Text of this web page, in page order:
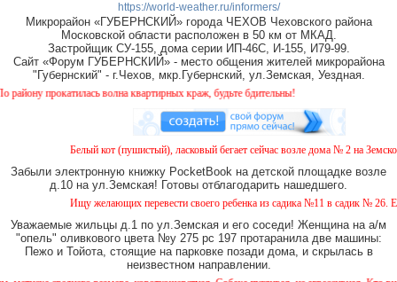
https://world-weather.ru/informers/
Микрорайон «ГУБЕРНСКИЙ» города ЧЕХОВ Чеховского района
Московской области расположен в 50 км от МКАД.
Застройщик СУ-155, дома серии ИП-46С, И-155, И79-99.
Сайт «Форум ГУБЕРНСКИЙ» - место общения жителей микрорайона
"Губернский" - г.Чехов, мкр.Губернский, ул.Земская, Уездная.
волна квартирных краж, будьте бдительны!
Белый кот (пушистый), ласковый бегает сейчас возле дома № 2 на Земской.
Забыли электронную книжку PocketBook на детской площадке возле
д.10 на ул.Земская! Готовы отблагодарить нашедшего.
Ищу желающих перевести своего ребенка из садика №11 в садик № 26. Есть
Уважаемые жильцы д.1 по ул.Земская и его соседи! Женщина на а/м
"опель" оливкового цвета №у 275 рс 197 протаранила две машины:
Пежо и Тойота, стоящие на парковке позади дома, и скрылась в
неизвестном направлении.